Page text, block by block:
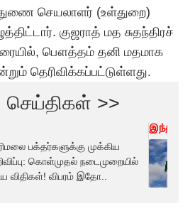
செயலாளர் (உள்துறை)
குஜராத் மத சுதந்திரச்
பௌத்தம் தனி மதமாக
தெரிவிக்கப்பட்டுள்ளது.
செய்திகள் >>
பக்தர்களுக்கு முக்கிய
கொள்முதல் நடைமுறையில்
விதிகள்! விபரம் இதோ..
இந்தியா